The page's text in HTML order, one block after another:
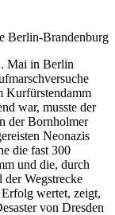
Berlin-Brandenburg
Mai in Berlin
Kurfürstendamm
war, musste der
der Bornholmer
Neonazis
die fast 300
und die, durch
Wegstrecke
wertet, zeigt,
von Dresden